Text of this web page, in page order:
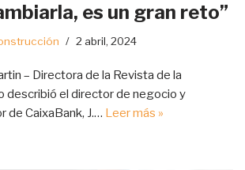
es un gran reto”
2 abril, 2024
– Directora de la Revista de la
describió el director de negocio y
CaixaBank, J.… Leer más »